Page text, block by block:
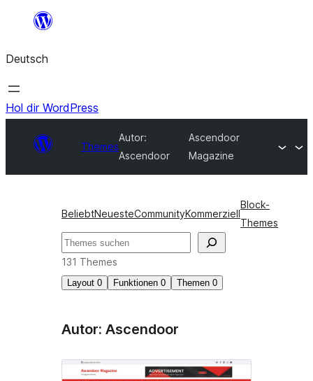
springen
Deutsch
Hol dir WordPress
Themes
Autor:
Ascendoor
Ascendoor
Magazine
BeliebtNeuesteCommunityKommerziell
Block-
Themes
Suchen
131 Themes
Layout 0 Funktionen 0 Themen 0
Autor: Ascendoor